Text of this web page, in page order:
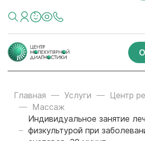
Главная Услуги
Центр
Массаж
Индивидуальное занятие
физкультурой при